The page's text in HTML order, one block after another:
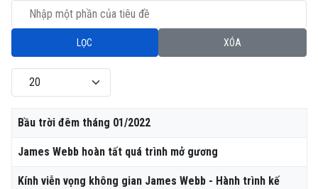
Nhập một phần của tiêu đề
LỌC XÓA
Hiển thị #
Tiêu đề
Bầu trời đêm tháng 01/2022
James Webb hoàn tất quá trình mở gương
Kính viễn vọng không gian James Webb - Hành trình kế